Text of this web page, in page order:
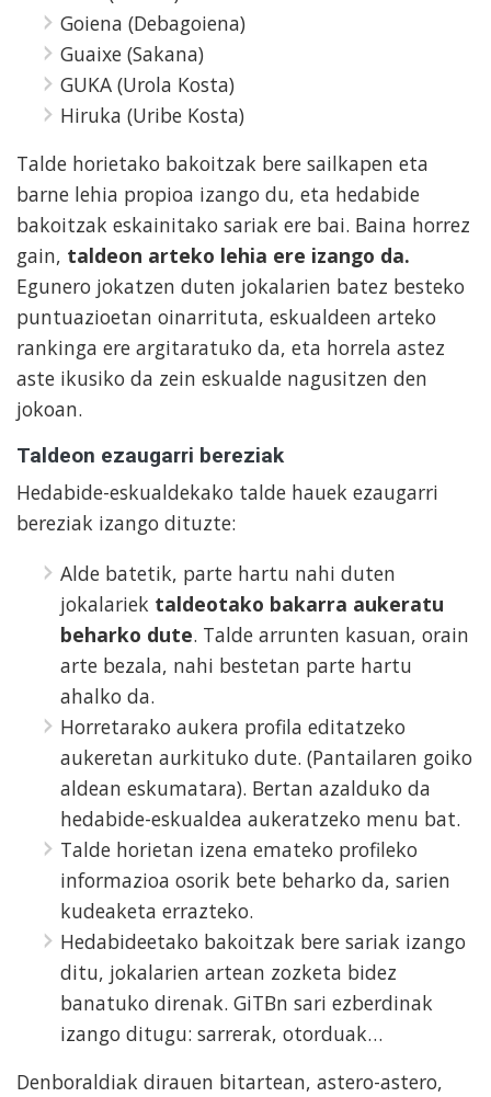
Goiena (Debagoiena)
Guaixe (Sakana)
GUKA (Urola Kosta)
Hiruka (Uribe Kosta)
Talde horietako bakoitzak bere sailkapen eta
barne lehia propioa izango du, eta hedabide
bakoitzak eskainitako sariak ere bai. Baina horrez
gain, taldeon arteko lehia ere izango da.
Egunero jokatzen duten jokalarien batez besteko
puntuazioetan oinarrituta, eskualdeen arteko
rankinga ere argitaratuko da, eta horrela astez
aste ikusiko da zein eskualde nagusitzen den
jokoan.
Taldeon ezaugarri bereziak
Hedabide-eskualdekako talde hauek ezaugarri
bereziak izango dituzte:
Alde batetik, parte hartu nahi duten
jokalariek taldeotako bakarra aukeratu
beharko dute. Talde arrunten kasuan, orain
arte bezala, nahi bestetan parte hartu
ahalko da.
Horretarako aukera profila editatzeko
aukeretan aurkituko dute. (Pantailaren goiko
aldean eskumatara). Bertan azalduko da
hedabide-eskualdea aukeratzeko menu bat.
Talde horietan izena emateko profileko
informazioa osorik bete beharko da, sarien
kudeaketa errazteko.
Hedabideetako bakoitzak bere sariak izango
ditu, jokalarien artean zozketa bidez
banatuko direnak. GiTBn sari ezberdinak
izango ditugu: sarrerak, otorduak…
Denboraldiak dirauen bitartean, astero-astero,